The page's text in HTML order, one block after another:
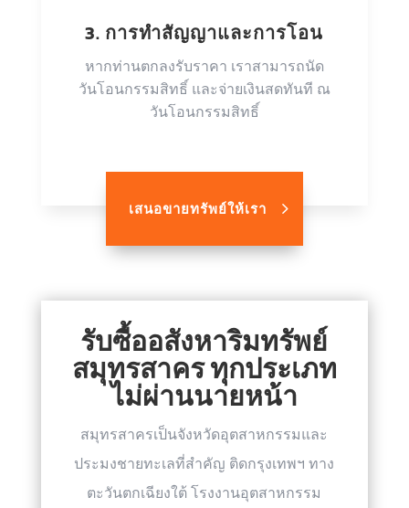
3. การทำสัญญาและการโอน
หากท่านตกลงรับราคา เราสามารถนัด
วันโอนกรรมสิทธิ์ และจ่ายเงินสดทันที ณ
วันโอนกรรมสิทธิ์
เสนอขายทรัพย์ให้เรา
รับซื้ออสังหาริมทรัพย์
สมุทรสาคร ทุกประเภท
ไม่ผ่านนายหน้า
สมุทรสาครเป็นจังหวัดอุตสาหกรรมและ
ประมงชายทะเลที่สำคัญ ติดกรุงเทพฯ ทาง
ตะวันตกเฉียงใต้ โรงงานอุตสาหกรรม